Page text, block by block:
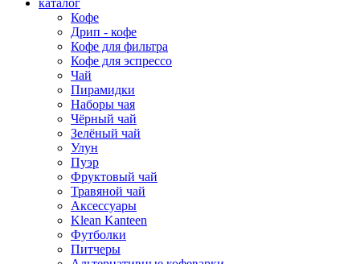
каталог
Кофе
Дрип - кофе
Кофе для фильтра
Кофе для эспрессо
Чай
Пирамидки
Наборы чая
Чёрный чай
Зелёный чай
Улун
Пуэр
Фруктовый чай
Травяной чай
Аксессуары
Klean Kanteen
Футболки
Питчеры